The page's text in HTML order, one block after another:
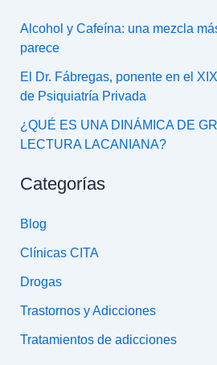
Alcohol y Cafeína: una mezcla
parece
El Dr. Fábregas, ponente en el
de Psiquiatría Privada
¿QUÉ ES UNA DINÁMICA DE
LECTURA LACANIANA?
Categorías
Blog
Clínicas CITA
Drogas
Trastornos y Adicciones
Tratamientos de adicciones